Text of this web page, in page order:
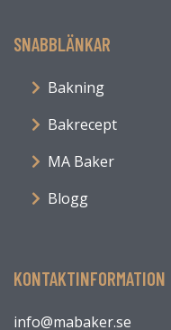
SNABBLÄNKAR
Bakning
Bakrecept
MA Baker
Blogg
KONTAKTINFORMATION
info@mabaker.se